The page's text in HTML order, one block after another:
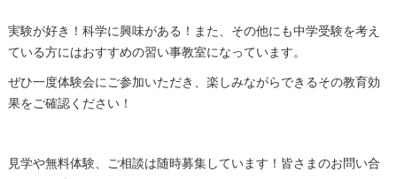
実験が好き！科学に興味がある！また、その他にも中学受験を考え
ている方にはおすすめの習い事教室になっています。
ぜひ一度体験会にご参加いただき、楽しみながらできるその教育効
果をご確認ください！
見学や無料体験、ご相談は随時募集しています！皆さまのお問い合